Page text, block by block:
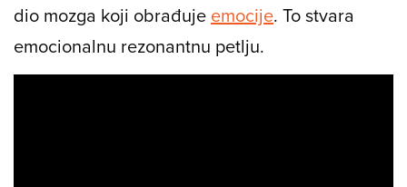
dio mozga koji obrađuje emocije. To stvara
emocionalnu rezonantnu petlju.